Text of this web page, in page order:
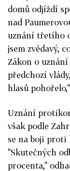
domů odjíždí
nad
uznání třetího
jsem zvědavý,
Zákon o
předchozí
hlasů
Uznání
však podle
se na boji
"Skutečných
procenta,"